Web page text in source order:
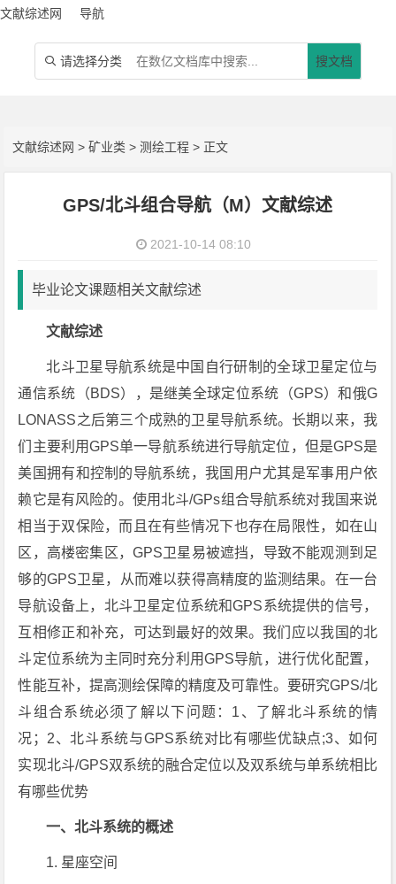
文献综述网 导航
 请选择分类 搜文档
文献综述网 >矿业类 > 测绘工程 > 正文
GPS/北斗组合导航（M）文献综述
2021-10-14 08:10
毕业论文课题相关文献综述
文献综述
北斗卫星导航系统是中国自行研制的全球卫星定位与
通信系统（BDS），是继美全球定位系统（GPS）和俄G
LONASS之后第三个成熟的卫星导航系统。长期以来，我
们主要利用GPS单一导航系统进行导航定位，但是GPS是
美国拥有和控制的导航系统，我国用户尤其是军事用户依
赖它是有风险的。使用北斗/GPs组合导航系统对我国来说
相当于双保险，而且在有些情况下也存在局限性，如在山
区，高楼密集区，GPS卫星易被遮挡，导致不能观测到足
够的GPS卫星，从而难以获得高精度的监测结果。在一台
导航设备上，北斗卫星定位系统和GPS系统提供的信号，
互相修正和补充，可达到最好的效果。我们应以我国的北
斗定位系统为主同时充分利用GPS导航，进行优化配置，
性能互补，提高测绘保障的精度及可靠性。要研究GPS/北
斗组合系统必须了解以下问题：1、了解北斗系统的情
况；2、北斗系统与GPS系统对比有哪些优缺点;3、如何
实现北斗/GPS双系统的融合定位以及双系统与单系统相比
有哪些优势
一、北斗系统的概述
1. 星座空间